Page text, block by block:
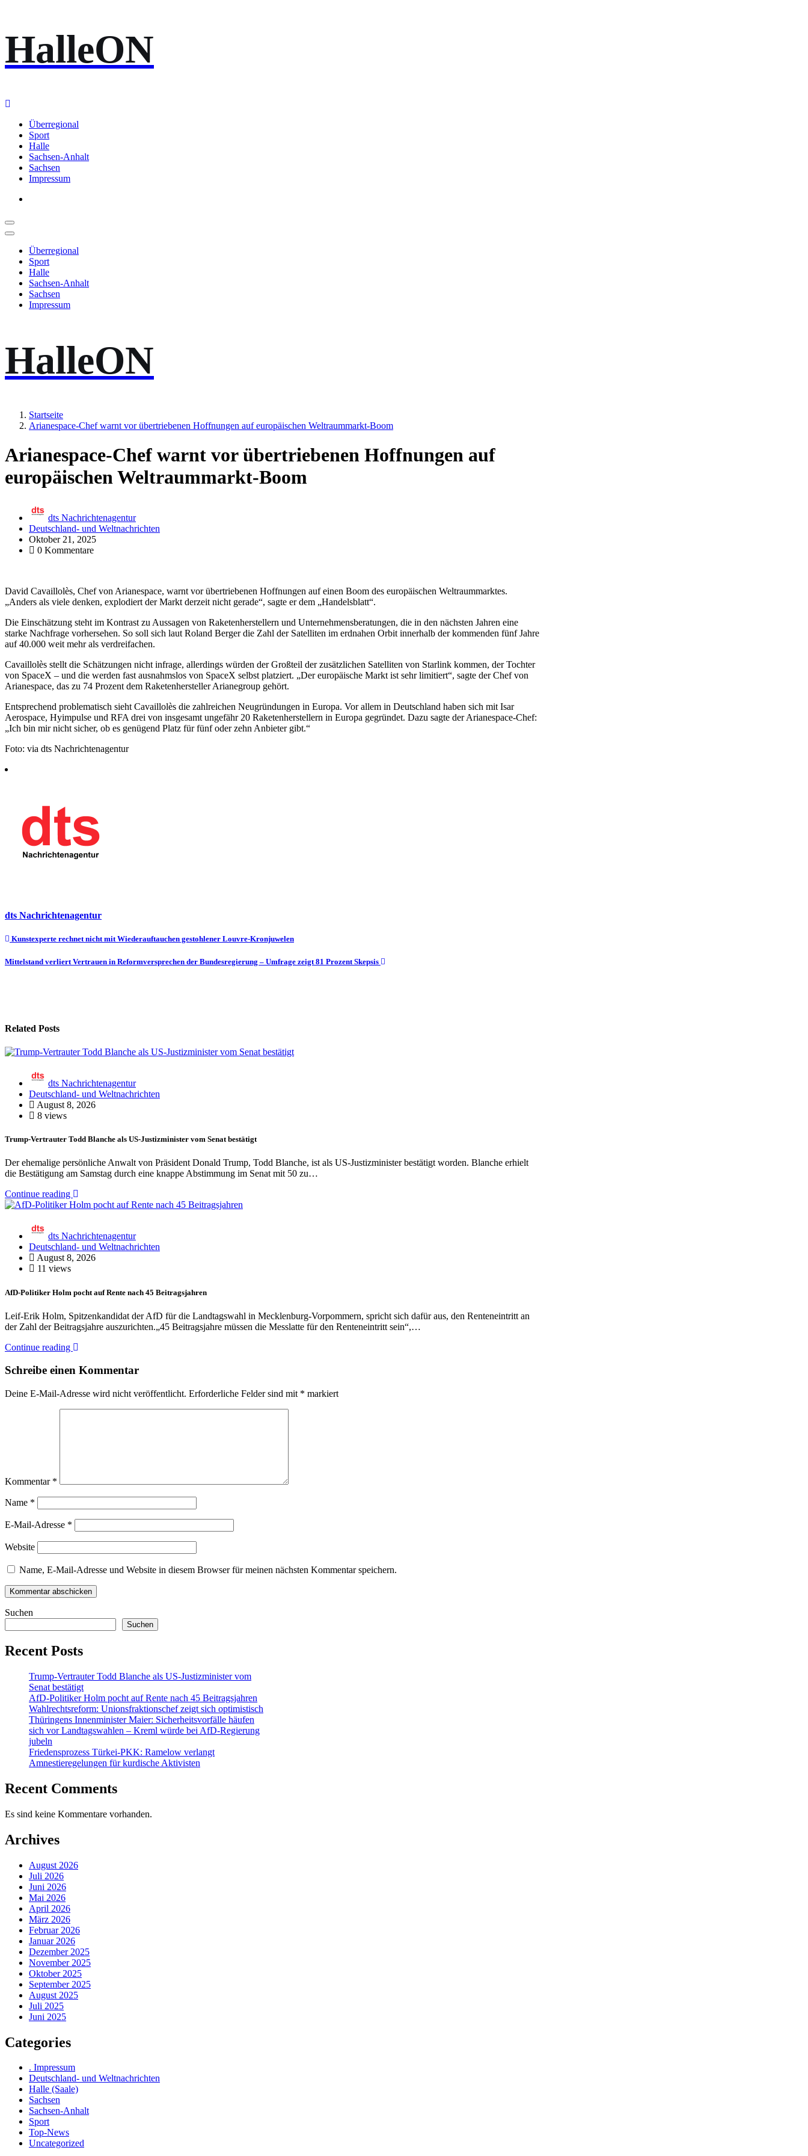
Inhalt
springen
HalleON
Überregional
Sport
Halle
Sachsen-Anhalt
Sachsen
Impressum
Überregional
Sport
Halle
Sachsen-Anhalt
Sachsen
Impressum
HalleON
Startseite
Arianespace-Chef warnt vor übertriebenen Hoffnungen auf europäischen Weltraummarkt-Boom
Arianespace-Chef warnt vor übertriebenen Hoffnungen auf
europäischen Weltraummarkt-Boom
dts Nachrichtenagentur
Deutschland- und Weltnachrichten
Oktober 21, 2025
0 Kommentare
David Cavaillolès, Chef von Arianespace, warnt vor übertriebenen Hoffnungen auf einen Boom des europäischen Weltraummarktes.
„Anders als viele denken, explodiert der Markt derzeit nicht gerade“, sagte er dem „Handelsblatt“.
Die Einschätzung steht im Kontrast zu Aussagen von Raketenherstellern und Unternehmensberatungen, die in den nächsten Jahren eine
starke Nachfrage vorhersehen. So soll sich laut Roland Berger die Zahl der Satelliten im erdnahen Orbit innerhalb der kommenden fünf Jahre
auf 40.000 weit mehr als verdreifachen.
Cavaillolès stellt die Schätzungen nicht infrage, allerdings würden der Großteil der zusätzlichen Satelliten von Starlink kommen, der Tochter
von SpaceX – und die werden fast ausnahmslos von SpaceX selbst platziert. „Der europäische Markt ist sehr limitiert“, sagte der Chef von
Arianespace, das zu 74 Prozent dem Raketenhersteller Arianegroup gehört.
Entsprechend problematisch sieht Cavaillolès die zahlreichen Neugründungen in Europa. Vor allem in Deutschland haben sich mit Isar
Aerospace, Hyimpulse und RFA drei von insgesamt ungefähr 20 Raketenherstellern in Europa gegründet. Dazu sagte der Arianespace-Chef:
„Ich bin mir nicht sicher, ob es genügend Platz für fünf oder zehn Anbieter gibt.“
Foto: via dts Nachrichtenagentur
dts Nachrichtenagentur
Beitragsnavigation
Kunstexperte rechnet nicht mit Wiederauftauchen gestohlener Louvre-Kronjuwelen
Mittelstand verliert Vertrauen in Reformversprechen der Bundesregierung – Umfrage zeigt 81 Prozent Skepsis
Related Posts
dts Nachrichtenagentur
Deutschland- und Weltnachrichten
August 8, 2026
8 views
Trump-Vertrauter Todd Blanche als US-Justizminister vom Senat bestätigt
Der ehemalige persönliche Anwalt von Präsident Donald Trump, Todd Blanche, ist als US-Justizminister bestätigt worden. Blanche erhielt
die Bestätigung am Samstag durch eine knappe Abstimmung im Senat mit 50 zu…
Continue reading
dts Nachrichtenagentur
Deutschland- und Weltnachrichten
August 8, 2026
11 views
AfD-Politiker Holm pocht auf Rente nach 45 Beitragsjahren
Leif-Erik Holm, Spitzenkandidat der AfD für die Landtagswahl in Mecklenburg-Vorpommern, spricht sich dafür aus, den Renteneintritt an
der Zahl der Beitragsjahre auszurichten.„45 Beitragsjahre müssen die Messlatte für den Renteneintritt sein“,…
Continue reading
Schreibe einen Kommentar
Deine E-Mail-Adresse wird nicht veröffentlicht. Erforderliche Felder sind mit * markiert
Kommentar *
Name *
E-Mail-Adresse *
Website
Name, E-Mail-Adresse und Website in diesem Browser für meinen nächsten Kommentar speichern.
Suchen
Suchen
Recent Posts
Trump-Vertrauter Todd Blanche als US-Justizminister vom
Senat bestätigt
AfD-Politiker Holm pocht auf Rente nach 45 Beitragsjahren
Wahlrechtsreform: Unionsfraktionschef zeigt sich optimistisch
Thüringens Innenminister Maier: Sicherheitsvorfälle häufen
sich vor Landtagswahlen – Kreml würde bei AfD-Regierung
jubeln
Friedensprozess Türkei-PKK: Ramelow verlangt
Amnestieregelungen für kurdische Aktivisten
Recent Comments
Es sind keine Kommentare vorhanden.
Archives
August 2026
Juli 2026
Juni 2026
Mai 2026
April 2026
März 2026
Februar 2026
Januar 2026
Dezember 2025
November 2025
Oktober 2025
September 2025
August 2025
Juli 2025
Juni 2025
Categories
. Impressum
Deutschland- und Weltnachrichten
Halle (Saale)
Sachsen
Sachsen-Anhalt
Sport
Top-News
Uncategorized